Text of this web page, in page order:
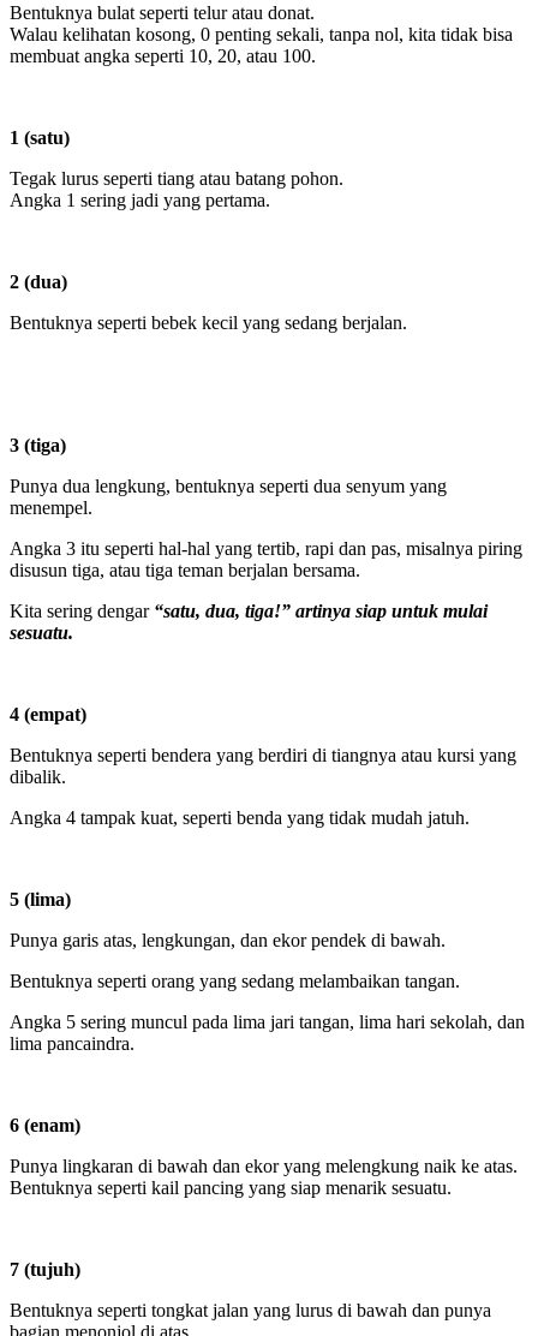
Bentuknya bulat seperti telur atau donat.
Walau kelihatan kosong, 0 penting sekali, tanpa nol, kita tidak bisa
membuat angka seperti 10, 20, atau 100.
1 (satu)
Tegak lurus seperti tiang atau batang pohon.
Angka 1 sering jadi yang pertama.
2 (dua)
Bentuknya seperti bebek kecil yang sedang berjalan.
3 (tiga)
Punya dua lengkung, bentuknya seperti dua senyum yang
menempel.
Angka 3 itu seperti hal-hal yang tertib, rapi dan pas, misalnya piring
disusun tiga, atau tiga teman berjalan bersama.
Kita sering dengar “satu, dua, tiga!” artinya siap untuk mulai
sesuatu.
4 (empat)
Bentuknya seperti bendera yang berdiri di tiangnya atau kursi yang
dibalik.
Angka 4 tampak kuat, seperti benda yang tidak mudah jatuh.
5 (lima)
Punya garis atas, lengkungan, dan ekor pendek di bawah.
Bentuknya seperti orang yang sedang melambaikan tangan.
Angka 5 sering muncul pada lima jari tangan, lima hari sekolah, dan
lima pancaindra.
6 (enam)
Punya lingkaran di bawah dan ekor yang melengkung naik ke atas.
Bentuknya seperti kail pancing yang siap menarik sesuatu.
7 (tujuh)
Bentuknya seperti tongkat jalan yang lurus di bawah dan punya
bagian menonjol di atas.